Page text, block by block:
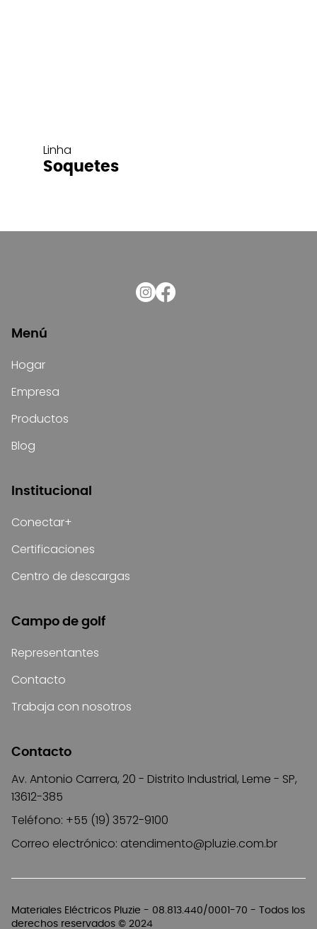
Linha
Soquetes
Materiales Eléctricos Pluzie - 08.813.440/0001-70 - Todos los
derechos reservados © 2024
Menú
Hogar
Empresa
Productos
Blog
Institucional
Conectar+
Certificaciones
Centro de descargas
Campo de golf
Representantes
Contacto
Trabaja con nosotros
Contacto
Av. Antonio Carrera, 20 - Distrito Industrial, Leme - SP,
13612-385
Teléfono: +55 (19) 3572-9100
Correo electrónico: atendimento@pluzie.com.br